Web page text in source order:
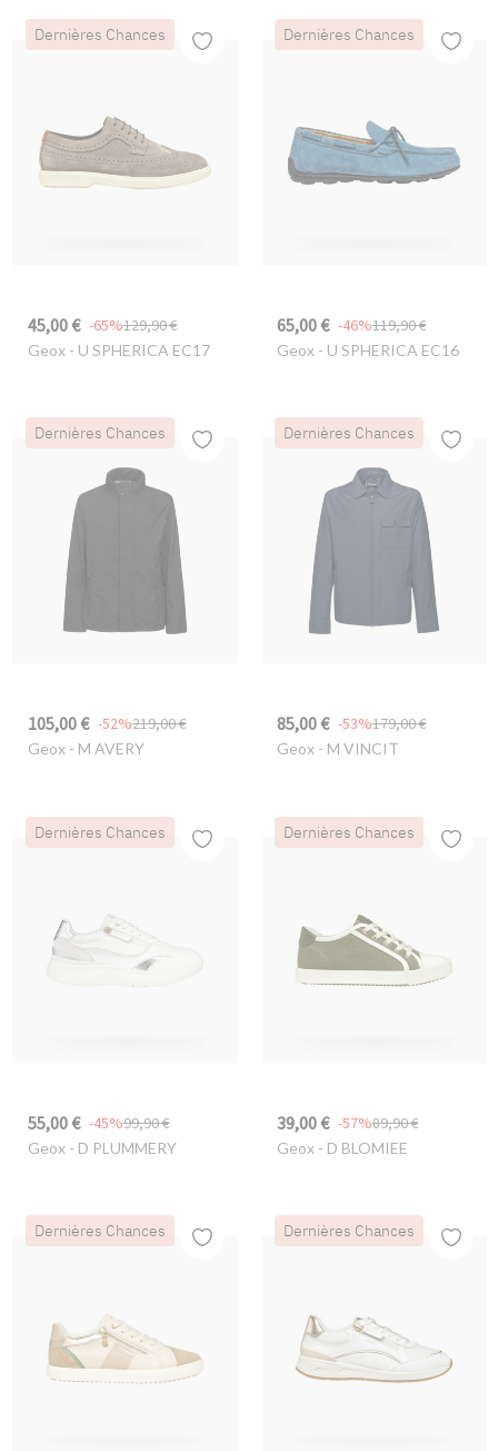
Dernières Chances
45,00 € 129,90 €
-65%
Geox- U SPHERICA EC17
Dernières Chances
65,00 € 119,90 €
-46%
Geox- U SPHERICA EC16
Dernières Chances
105,00 € 219,00 €
-52%
Geox- M AVERY
Dernières Chances
85,00 € 179,00 €
-53%
Geox- M VINCIT
Dernières Chances
55,00 € 99,90 €
-45%
Geox- D PLUMMERY
Dernières Chances
39,00 € 89,90 €
-57%
Geox- D BLOMIEE
Dernières Chances Dernières Chances